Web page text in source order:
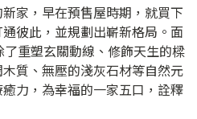
家，早在預售屋時期，就買下
彼此，並規劃出嶄新格局。面
重塑玄關動線、修飾天生的樑
質、無壓的淺灰石材等自然元
力，為幸福的一家五口，詮釋